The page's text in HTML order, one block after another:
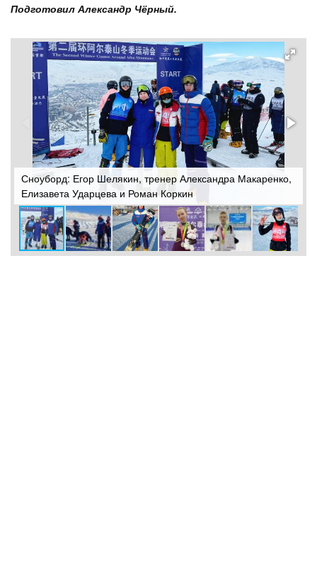
Подготовил Александр Чёрный.
Сноуборд: Егор Шелякин, тренер Александра Макаренко,
Елизавета Ударцева и Роман Коркин